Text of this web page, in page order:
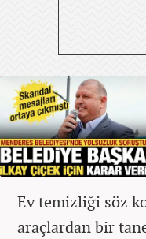
Ev temizliği söz
araçlardan bir